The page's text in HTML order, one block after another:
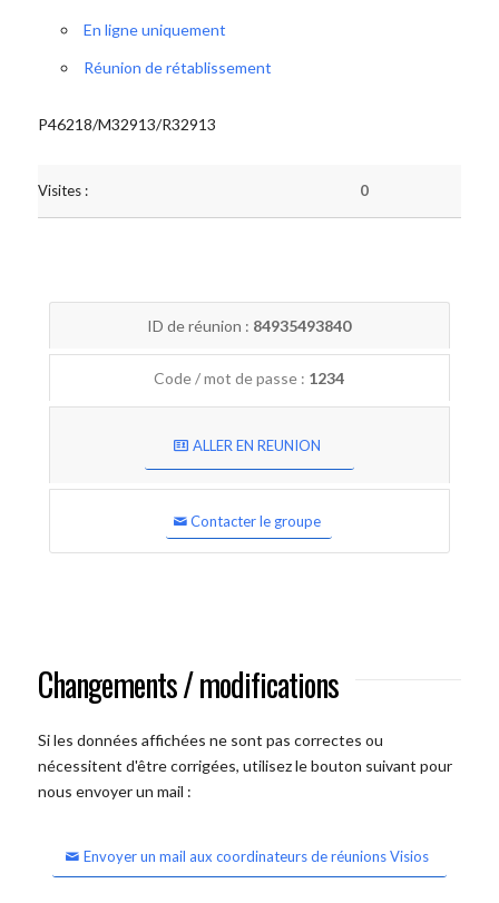
En ligne uniquement
Réunion de rétablissement
P46218/M32913/R32913
Visites : 0
ID de réunion : 84935493840
Code / mot de passe : 1234
ALLER EN REUNION
Contacter le groupe
Changements / modifications
Si les données affichées ne sont pas correctes ou
nécessitent d'être corrigées, utilisez le bouton suivant pour
nous envoyer un mail :
Envoyer un mail aux coordinateurs de réunions Visios